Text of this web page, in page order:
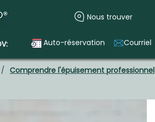
Nous trouver
Auto-réservation Courriel
/ Comprendre l'épuisement professionnel